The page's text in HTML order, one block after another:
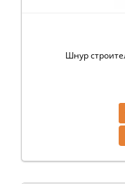
Шнур